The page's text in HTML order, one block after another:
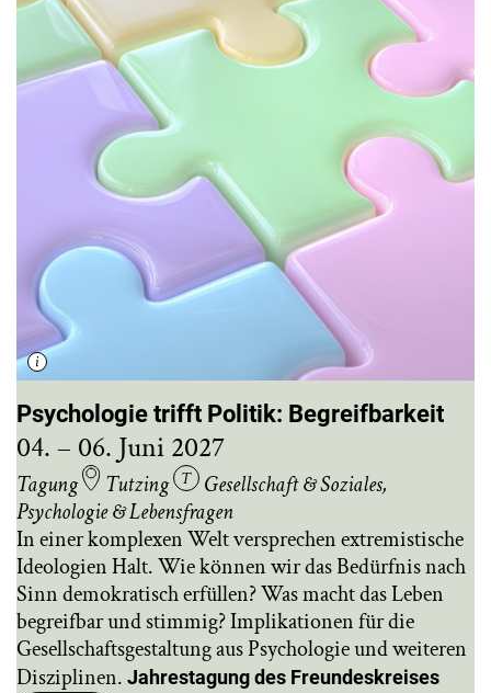
Psychologie trifft Politik: Begreifbarkeit
04. – 06. Juni 2027
Tagung Tutzing Gesellschaft & Soziales,
Psychologie & Lebensfragen
In einer komplexen Welt versprechen extremistische
Ideologien Halt. Wie können wir das Bedürfnis nach
Sinn demokratisch erfüllen? Was macht das Leben
begreifbar und stimmig? Implikationen für die
Gesellschaftsgestaltung aus Psychologie und weiteren
Disziplinen. Jahrestagung des Freundeskreises